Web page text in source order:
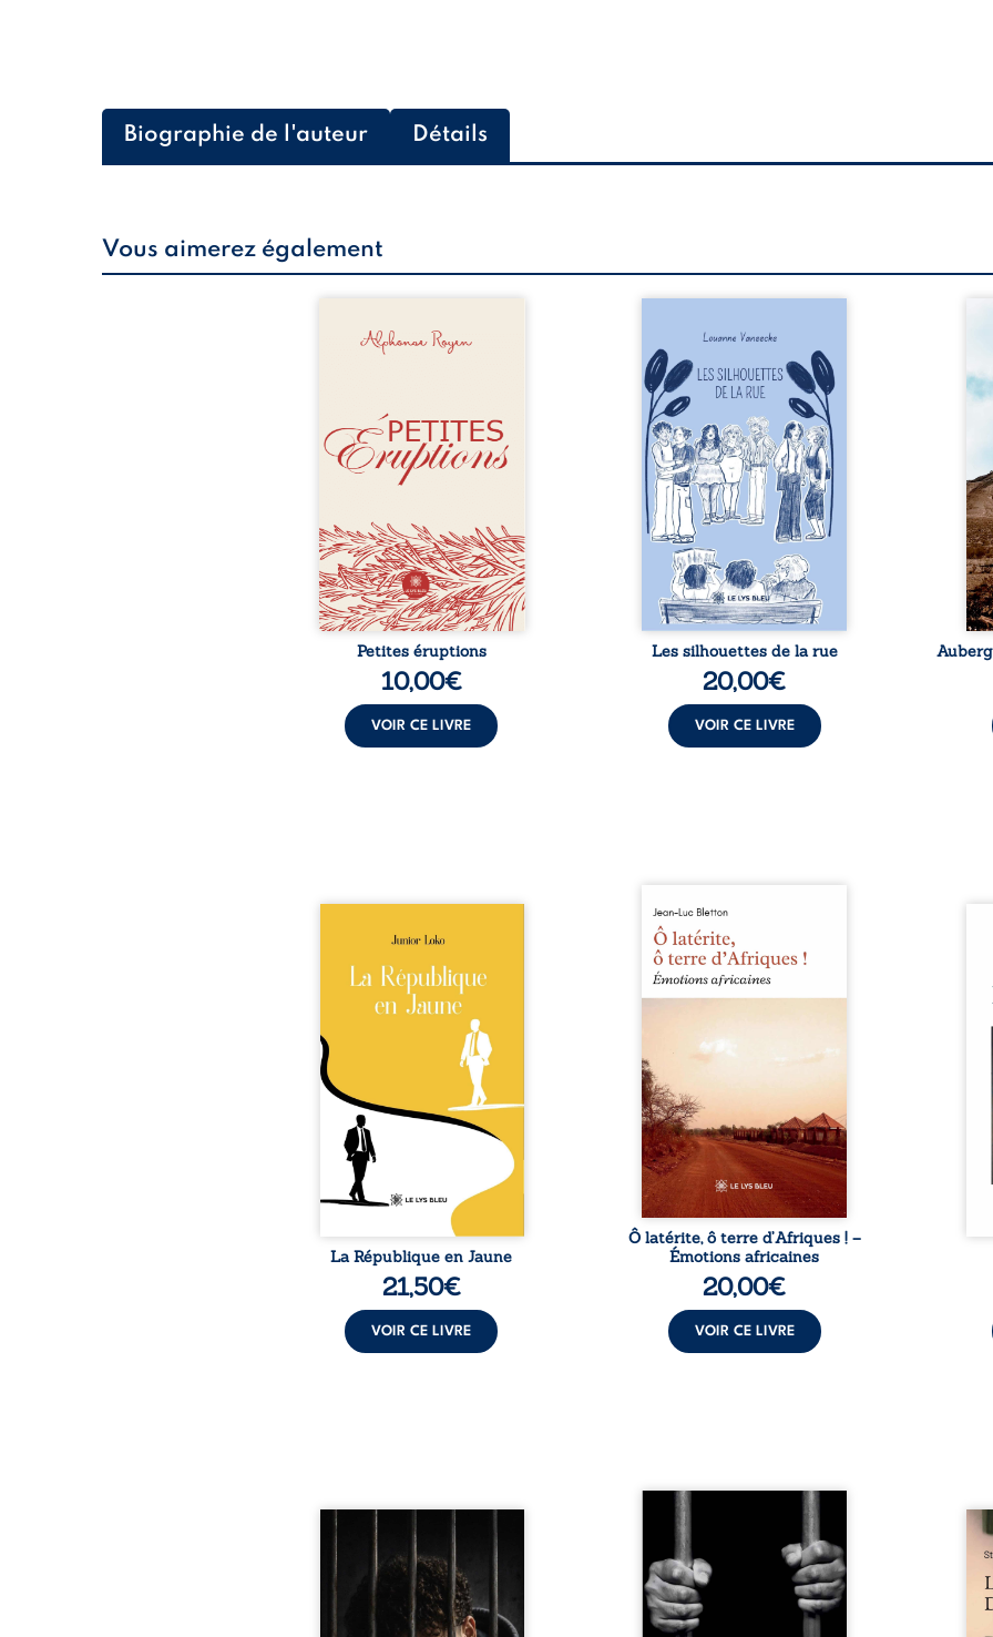
Biographie de l'auteur Détails
Vous aimerez également
forestier, sénateur, Alphonse
Royen a mené une vie plurielle
ruptures et d’engagements, ses
poèmes tracent un chemin
entre l’intime et le monde. Il y
cherche ce qui demeure
quand tout vacille : la mémoire
instant, une voix qui revient,
fragile, dans le ...
Petites éruptions
10,00€
VOIR CE LIVRE
donne la parole à six
personnages ordinaires,
traversés par des pensées, des
émotions et des silences qui
pourraient appartenir à
chacun de nous. À travers
leurs parcours, ce roman invite
à porter un regard différent
sur celles et ceux qui nous
entourent, à deviner ce qui se
cache derrière les apparences
et à s’ouvrir au fourmillement
sensible de notre ...
Les silhouettes de la rue
20,00€
VOIR CE LIVRE
Zi
et
sa
Congo, la naissance de
jumeaux de races différentes
bouleverse l’ordre établi :
Senior est Noir et Junior est
Blanc, bien que nés d’un
couple de Noirs. Très vite,
l’événement attire les médias
internationaux et transforme
le bébé blanc en une figure
emblématique sacrée, investie,
selon certains, d’une mission
salvatrice. Cependant, sous
couvert de ...
La République en Jaune
21,50€
VOIR CE LIVRE
Ô latérite, ô terre d’Afriques !
est un hommage poétique et
authentique aux paysages, aux
rencontres et aux émotions
brutes d’un continent en
reconstruction, entre
souvenirs intimes – la pluie à
Namoungou, le baobab de
Zagtouli – aux portraits
marquants – Thomas Sankara,
Hamadoun Dicko, le Vieux
Biokou – l’auteur partage des
instantanés ...
Ô latérite, ô terre d’Afriques ! –
Émotions africaines
20,00€
VOIR CE LIVRE
par
Pourquoi lui et pas moi ?
raconte le parcours de l’auteur
marqué par les mauvais choix,
la chute et l’épreuve de
l’enfermement. Mais il dévoile
également les espoirs qui lui
« Une nuit suffit parfois pour
briser une famille… mais
certaines fidélités traversent
les années. » Haïti, sous la
dictature des Duvalier. La peur
s’étend jusque dans les
villages les plus reculés. À
Les
la